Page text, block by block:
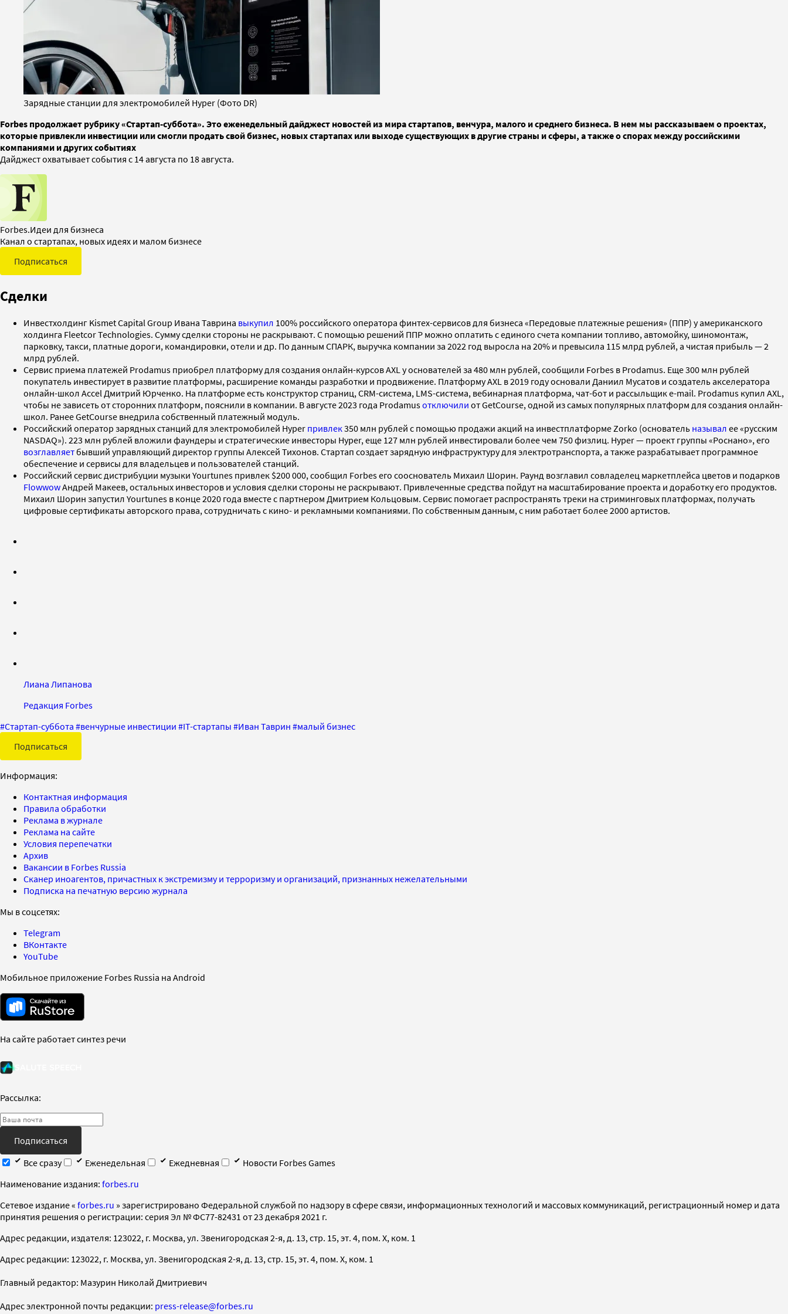
Зарядные станции для электромобилей Hyper (Фото DR)
Forbes продолжает рубрику «Стартап-суббота». Это еженедельный дайджест новостей из мира стартапов, венчура, малого и среднего бизнеса. В нем мы рассказываем о проектах,
которые привлекли инвестиции или смогли продать свой бизнес, новых стартапах или выходе существующих в другие страны и сферы, а также о спорах между российскими
компаниями и других событиях
Дайджест охватывает события с 14 августа по 18 августа.
Forbes.Идеи для бизнеса
Канал о стартапах, новых идеях и малом бизнесе
Подписаться
Сделки
Инвестхолдинг Kismet Capital Group Ивана Таврина выкупил 100% российского оператора финтех-сервисов для бизнеса «Передовые платежные решения» (ППР) у американского
холдинга Fleetcor Technologies. Сумму сделки стороны не раскрывают. С помощью решений ППР можно оплатить с единого счета компании топливо, автомойку, шиномонтаж,
парковку, такси, платные дороги, командировки, отели и др. По данным СПАРК, выручка компании за 2022 год выросла на 20% и превысила 115 млрд рублей, а чистая прибыль — 2
млрд рублей.
Сервис приема платежей Prodamus приобрел платформу для создания онлайн-курсов AXL у основателей за 480 млн рублей, сообщили Forbes в Prodamus. Еще 300 млн рублей
покупатель инвестирует в развитие платформы, расширение команды разработки и продвижение. Платформу AXL в 2019 году основали Даниил Мусатов и создатель акселератора
онлайн-школ Accel Дмитрий Юрченко. На платформе есть конструктор страниц, CRM-система, LMS-система, вебинарная платформа, чат-бот и рассыльщик e-mail. Prodamus купил AXL,
чтобы не зависеть от сторонних платформ, пояснили в компании. В августе 2023 года Prodamusотключили от GetCourse, одной из самых популярных платформ для создания онлайн-
школ. Ранее GetCourse внедрила собственный платежный модуль.
Российский оператор зарядных станций для электромобилей Hyper привлек350 млн рублей с помощью продажи акций на инвестплатформе Zorko (основатель называл ее «русским
NASDAQ»). 223 млн рублей вложили фаундеры и стратегические инвесторы Hyper, еще 127 млн рублей инвестировали более чем 750 физлиц. Hyper — проект группы «Роснано», его
возглавляетбывший управляющий директор группы Алексей Тихонов. Стартап создает зарядную инфраструктуру для электротранспорта, а также разрабатывает программное
обеспечение и сервисы для владельцев и пользователей станций.
Российский сервис дистрибуции музыки Yourtunes привлек $200 000, сообщил Forbes его сооснователь Михаил Шорин. Раунд возглавил совладелец маркетплейса цветов и подарков
FlowwowАндрей Макеев, остальных инвесторов и условия сделки стороны не раскрывают. Привлеченные средства пойдут на масштабирование проекта и доработку его продуктов.
Михаил Шорин запустил Yourtunes в конце 2020 года вместе с партнером Дмитрием Кольцовым. Сервис помогает распространять треки на стриминговых платформах, получать
цифровые сертификаты авторского права, сотрудничать с кино- и рекламными компаниями. По собственным данным, с ним работает более 2000 артистов.
Лиана Липанова
Редакция Forbes
#Стартап-суббота #венчурные инвестиции #IT-стартапы #Иван Таврин #малый бизнес
Подписаться
Информация:
Контактная информация
Правила обработки
Реклама в журнале
Реклама на сайте
Условия перепечатки
Архив
Вакансии в Forbes Russia
Сканер иноагентов, причастных к экстремизму и терроризму и организаций, признанных нежелательными
Подписка на печатную версию журнала
Мы в соцсетях:
Telegram
ВКонтакте
YouTube
Мобильное приложение Forbes Russia на Android
На сайте работает синтез речи
Рассылка:
Подписаться
Все сразу
Еженедельная Ежедневная
Новости Forbes Games
Наименование издания: forbes.ru
Cетевое издание « forbes.ru » зарегистрировано Федеральной службой по надзору в сфере связи, информационных технологий и массовых коммуникаций, регистрационный номер и дата
принятия решения о регистрации: серия Эл № ФС77-82431 от 23 декабря 2021 г.
Адрес редакции, издателя: 123022, г. Москва, ул. Звенигородская 2-я, д. 13, стр. 15, эт. 4, пом. X, ком. 1
Адрес редакции: 123022, г. Москва, ул. Звенигородская 2-я, д. 13, стр. 15, эт. 4, пом. X, ком. 1
Главный редактор: Мазурин Николай Дмитриевич
Адрес электронной почты редакции: press-release@forbes.ru